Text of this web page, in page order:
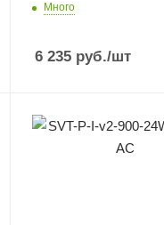
Много
6 235руб./шт